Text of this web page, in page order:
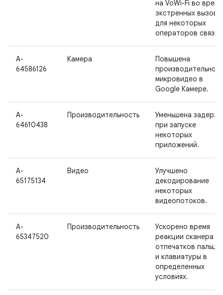
на VoWi-Fi во время
экстренных
для некоторых
операторов связи.
A-
64586126
Камера
Повышена
микровидео в
Google Камере.
A-
64610438
Производительность
Уменьшена
при запуске
некоторых
приложений.
A-
65175134
Видео
Улучшено
декодирование
некоторых
видеопотоков.
A-
65347520
Производительность
Ускорено время
реакции сканера
отпечатков
и клавиатуры в
определенных
условиях.